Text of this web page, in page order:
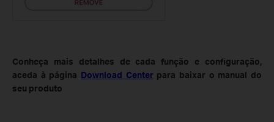
Conheça mais detalhes de cada função e configuração,
aceda à página Download Center para baixar o manual do
seu produto